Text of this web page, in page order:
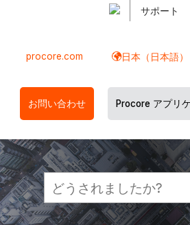
サポート
procore.com 日本（日本語）
お問い合わせ Procore アプリ